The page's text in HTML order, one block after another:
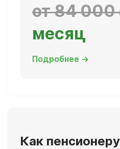
от 84 000
месяц
Подробнее →
Как